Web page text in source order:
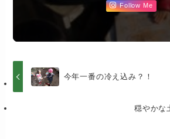
Follow Me
今年一番の冷え込み？！
穏やかな